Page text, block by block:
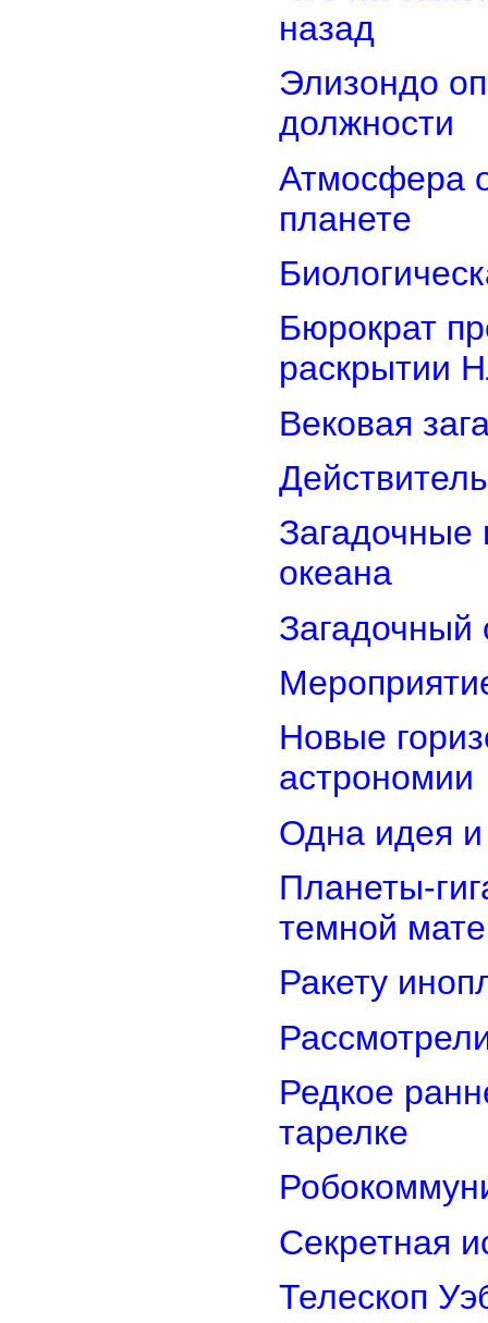
назад
Элизондо
должности
Атмосфера
планете
Бюрократ
раскрытии
Вековая
Загадочные
океана
Загадочный
Новые
астрономии
Одна идея и
Планеты-
темной
Ракету
Редкое
тарелке
Секретная
Телескоп